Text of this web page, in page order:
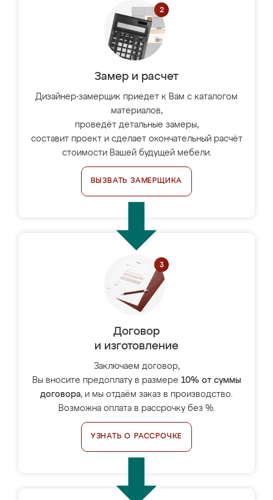
Замер и расчет
Дизайнер-замерщик приедет к Вам с каталогом
материалов,
проведёт детальные замеры,
составит проект и сделает окончательный расчёт
стоимости Вашей будущей мебели.
ВЫЗВАТЬ ЗАМЕРЩИКА
Договор
и изготовление
Заключаем договор,
Вы вносите предоплату в размере 10% от суммы
договора, и мы отдаём заказ в производство.
Возможна оплата в рассрочку без %.
УЗНАТЬ О РАССРОЧКЕ